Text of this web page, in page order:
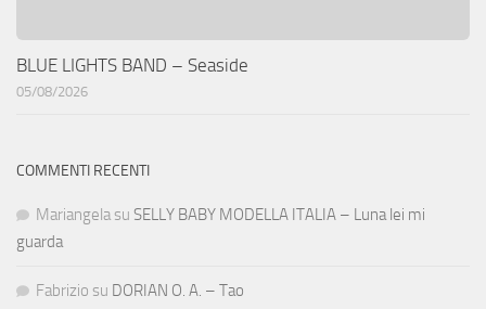
BLUE LIGHTS BAND – Seaside
05/08/2026
COMMENTI RECENTI
Mariangela su SELLY BABY MODELLA ITALIA – Luna lei mi
guarda
Fabrizio su DORIAN O. A. – Tao